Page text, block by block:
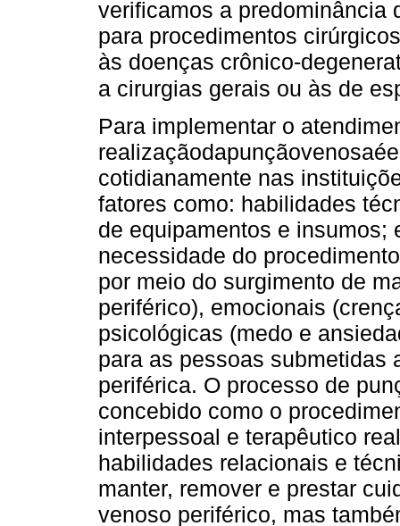
verificamos a predominância
para procedimentos
às doenças crônico-
a cirurgias gerais ou às de
Para implementar o
cotidianamente nas
fatores como: habilidades
de equipamentos e insumos;
necessidade do
por meio do surgimento de
periférico), emocionais
psicológicas (medo e
para as pessoas submetidas
periférica. O processo de
concebido como o
interpessoal e terapêutico
habilidades relacionais e
manter, remover e prestar
venoso periférico, mas